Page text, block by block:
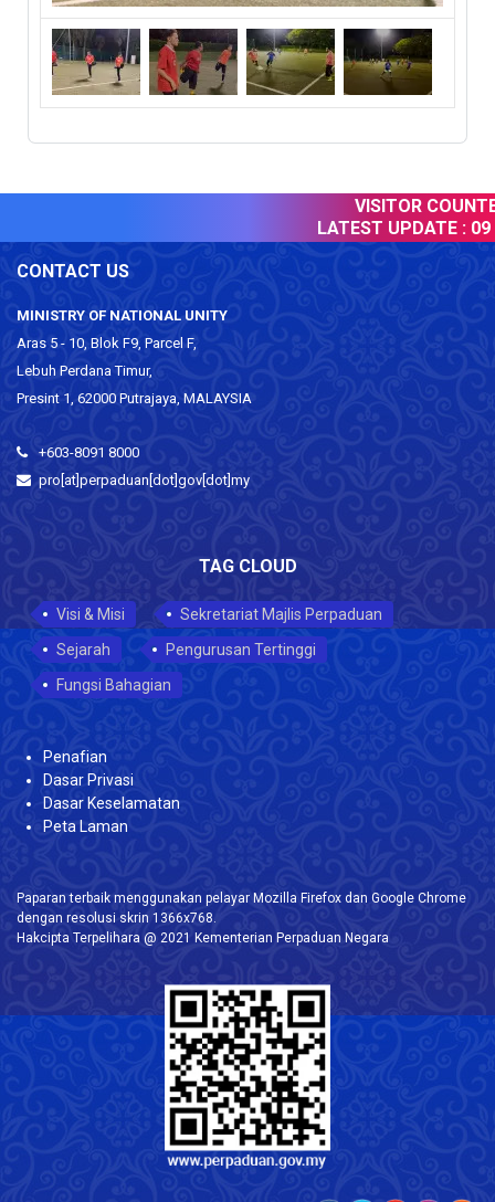
VISITOR
LATEST UPDATE : 09
CONTACT US
MINISTRY OF NATIONAL UNITY
Aras 5 - 10, Blok F9, Parcel F,
Lebuh Perdana Timur,
Presint 1, 62000 Putrajaya, MALAYSIA
+603-8091 8000
pro[at]perpaduan[dot]gov[dot]my
TAG CLOUD
Visi & Misi
Sekretariat Majlis Perpaduan
Sejarah
Pengurusan Tertinggi
Fungsi Bahagian
Penafian
Dasar Privasi
Dasar Keselamatan
Peta Laman
Paparan terbaik menggunakan pelayar Mozilla Firefox dan Google Chrome
dengan resolusi skrin 1366x768.
Hakcipta Terpelihara @ 2021 Kementerian Perpaduan Negara